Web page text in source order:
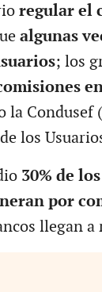
regular el
algunas
; los
la Condusef
los
30% de
por
llegan